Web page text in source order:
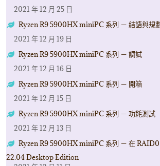
2021 年 12 月 25 日
Ryzen R9 5900HX miniPC 系列 － 結語與規
2021 年 12 月 19 日
Ryzen R9 5900HX miniPC 系列 － 調試
2021 年 12 月 16 日
Ryzen R9 5900HX miniPC 系列 － 開箱
2021 年 12 月 15 日
Ryzen R9 5900HX miniPC 系列 － 功耗測試
2021 年 12 月 13 日
Ryzen R9 5900HX miniPC 系列 － 在
22.04 Desktop Edition